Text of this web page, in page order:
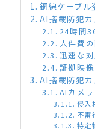
銅線ケーブル
AI搭載防犯カ
24時間
人件費
迅速な
証拠映
AI搭載防犯カ
AIカメ
侵入
不審
特定